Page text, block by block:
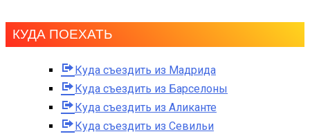
КУДА ПОЕХАТЬ
Куда съездить из Мадрида
Куда съездить из Барселоны
Куда съездить из Аликанте
Куда съездить из Севильи